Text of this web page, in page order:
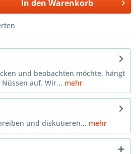
In den Warenkorb
und beobachten möchte, hängt
auf. Wir... mehr
und diskutieren... mehr